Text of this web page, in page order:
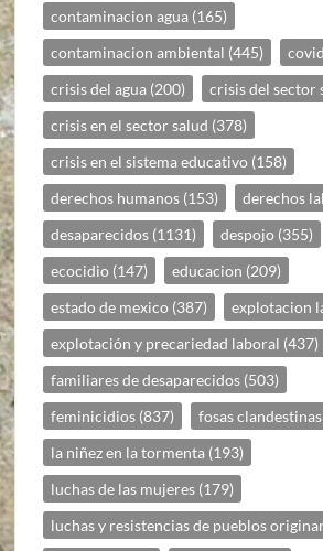
contaminacion agua (165)
contaminacion ambiental (445)
crisis del agua (200) crisis del sector
crisis en el sector salud (378)
crisis en el sistema educativo (158)
derechos humanos (153) derechos
desaparecidos (1131) despojo (355)
ecocidio (147) educacion (209)
estado de mexico (387) explotacion
explotación y precariedad laboral (437)
familiares de desaparecidos (503)
feminicidios (837) fosas clandestinas
la niñez en la tormenta (193)
luchas de las mujeres (179)
luchas y resistencias de pueblos